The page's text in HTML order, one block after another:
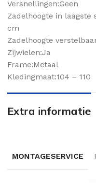
Versnellingen:Geen
Zadelhoogte in laagste
cm
Zadelhoogte
Zijwielen:Ja
Frame:Metaal
Kledingmaat:104 – 110
Extra informatie
MONTAGESERVICE